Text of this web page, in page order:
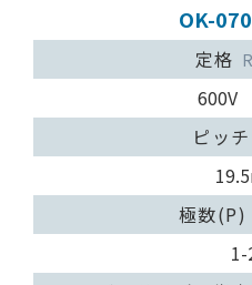
OK-
定格
600V
ピッチ
極数(P)
1-